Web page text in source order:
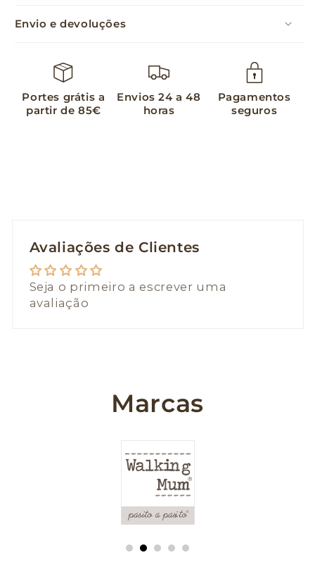
Envio e devoluções
Portes grátis a
partir de 85€
Envios 24 a 48
horas
Pagamentos
seguros
Avaliações de Clientes
Seja o primeiro a escrever uma
avaliação
Marcas